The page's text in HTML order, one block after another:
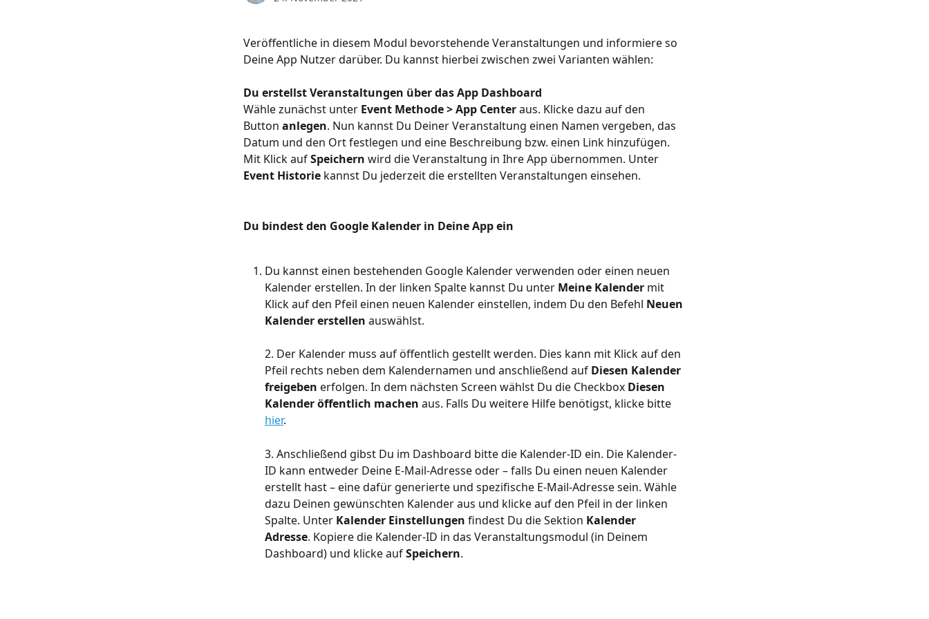
Veröffentliche in diesem Modul bevorstehende Veranstaltungen und informiere so
Deine App Nutzer darüber. Du kannst hierbei zwischen zwei Varianten wählen:
Du erstellst Veranstaltungen über das App Dashboard
Wähle zunächst unter Event Methode > App Center aus. Klicke dazu auf den
Button anlegen. Nun kannst Du Deiner Veranstaltung einen Namen vergeben, das
Datum und den Ort festlegen und eine Beschreibung bzw. einen Link hinzufügen.
Mit Klick auf Speichern wird die Veranstaltung in Ihre App übernommen. Unter
Event Historie kannst Du jederzeit die erstellten Veranstaltungen einsehen.
Du bindest den Google Kalender in Deine App ein
Du kannst einen bestehenden Google Kalender verwenden oder einen neuen
Kalender erstellen. In der linken Spalte kannst Du unter Meine Kalender mit
Klick auf den Pfeil einen neuen Kalender einstellen, indem Du den Befehl Neuen
Kalender erstellen auswählst.
2. Der Kalender muss auf öffentlich gestellt werden. Dies kann mit Klick auf den
Pfeil rechts neben dem Kalendernamen und anschließend auf Diesen Kalender
freigeben erfolgen. In dem nächsten Screen wählst Du die Checkbox Diesen
Kalender öffentlich machen aus. Falls Du weitere Hilfe benötigst, klicke bitte
hier.
3. Anschließend gibst Du im Dashboard bitte die Kalender-ID ein. Die Kalender-
ID kann entweder Deine E-Mail-Adresse oder – falls Du einen neuen Kalender
erstellt hast – eine dafür generierte und spezifische E-Mail-Adresse sein. Wähle
dazu Deinen gewünschten Kalender aus und klicke auf den Pfeil in der linken
Spalte. Unter Kalender Einstellungen findest Du die Sektion Kalender
Adresse. Kopiere die Kalender-ID in das Veranstaltungsmodul (in Deinem
Dashboard) und klicke auf Speichern.